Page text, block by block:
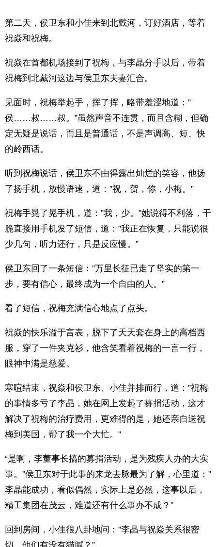
第二天，侯卫东和小佳来到北戴河，订好酒店，等着
祝焱和祝梅。
祝焱在首都机场接到了祝梅，与李晶分手以后，带着
祝梅到北戴河这边与侯卫东夫妻汇合。
见面时，祝梅举起手，挥了挥，略带羞涩地道：”
侯……叔……叔。”虽然声音不连贯，而且含糊，但确
定无疑是说话，而且是普通话，不是声调高、短、快
的岭西话。
听到祝梅说话，侯卫东不由得露出灿烂的笑容，他扬
了扬手机，放慢语速，道：”祝，贺，你，小梅。”
祝梅手晃了晃手机，道：”我，少。”她说得不利落，干
脆直接用手机发了短信，道：”我正在恢复，只能说很
少几句，听力还行，只是反应慢。”
侯卫东回了一条短信：”万里长征已走了坚实的第一
步，要有信心，最终成为一个自由的人。”
看了短信，祝梅充满信心地点了点头。
祝焱的快乐溢于言表，脱下了天天套在身上的高档西
服，穿了一件夹克衫，他含笑看着祝梅的一言一行，
眼神中满是慈爱。
寒暄结束，祝焱和侯卫东、小佳并排而行，道：”祝梅
的事情多亏了李晶，她在网上发起了募捐活动，这才
解决了祝梅的治疗费用，更难得的是，她还亲自送祝
梅到美国，帮了我一个大忙。”
“是啊，李董事长搞的募捐活动，是为残疾人办的大实
事。”侯卫东对于此事的来龙去脉最为了解，心里道：”
李晶能成功，看似偶然，实际上是必然，这事以后，
精工集团在茂云，难道还有什么事办不成？”
回到房间，小佳很八卦地问：”李晶与祝焱关系很密
切，他们有没有猫膩？”